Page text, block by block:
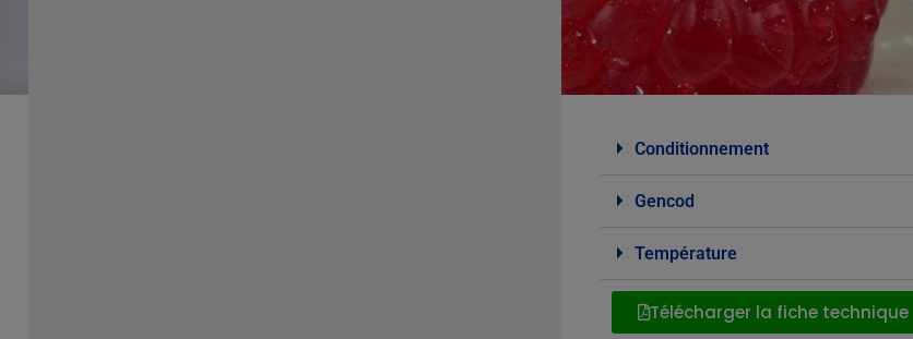
Conditionnement
Gencod
Température
Télécharger la fiche technique